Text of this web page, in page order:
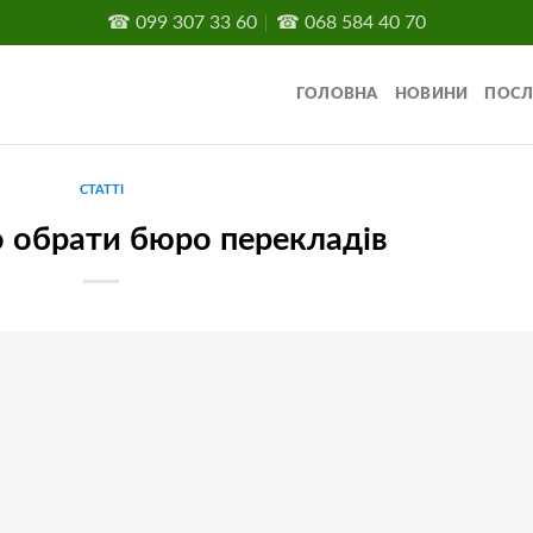
☎ 099 307 33 60 ☎068 584 40 70
ГОЛОВНА НОВИНИ
СТАТТІ
обрати бюро перекладів